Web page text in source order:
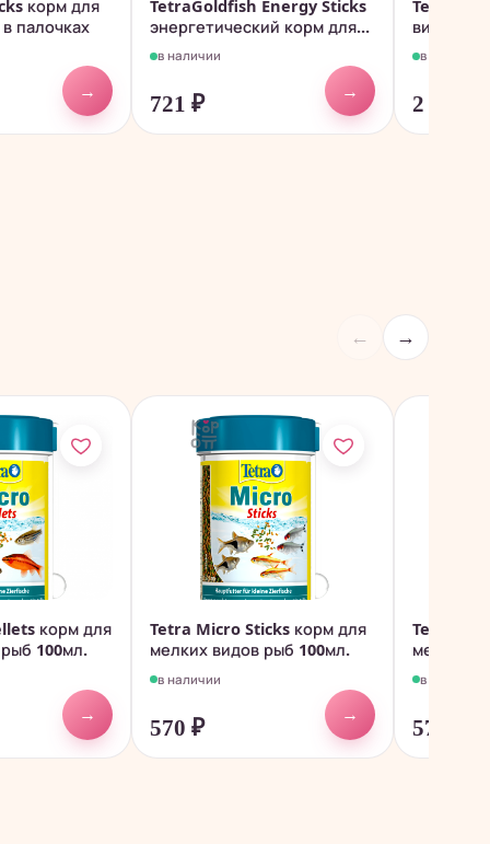
корм для
палочках
→
TetraGoldfish Energy Sticks
энергетический корм для...
в наличии
721 ₽
→
TetraMin
видов
1л.в наличии
2 287
← →
корм для
100мл.
→
Tetra Micro Sticks корм для
мелких видов рыб 100мл.
в наличии
570 ₽
→
Tetra
мелких
в наличии
570